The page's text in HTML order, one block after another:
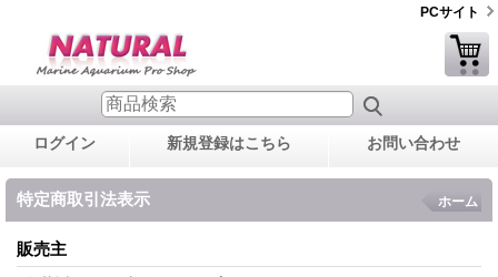
PCサイト
ログイン 新規登録はこちら お問い合わせ
特定商取引法表示 ホーム
販売主